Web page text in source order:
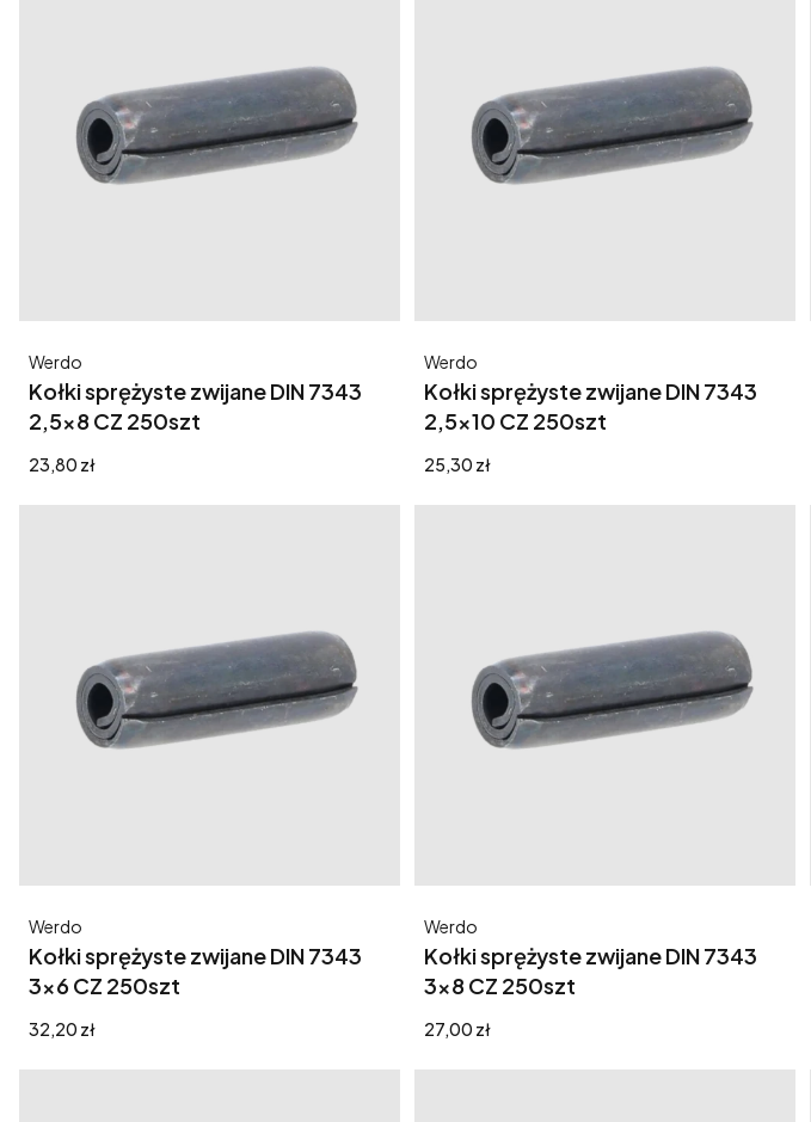
Kołki sprężyste zwijane DIN 7343
2,5x8 CZ 250szt
Producent
Werdo
Cena
23,80 zł
Kołki sprężyste zwijane DIN 7343
2,5x10 CZ 250szt
Producent
Werdo
Cena
25,30 zł
Kołki sprężyste zwijane DIN 7343
3x6 CZ 250szt
Producent
Werdo
Cena
32,20 zł
Kołki sprężyste zwijane DIN 7343
3x8 CZ 250szt
Producent
Werdo
Cena
27,00 zł